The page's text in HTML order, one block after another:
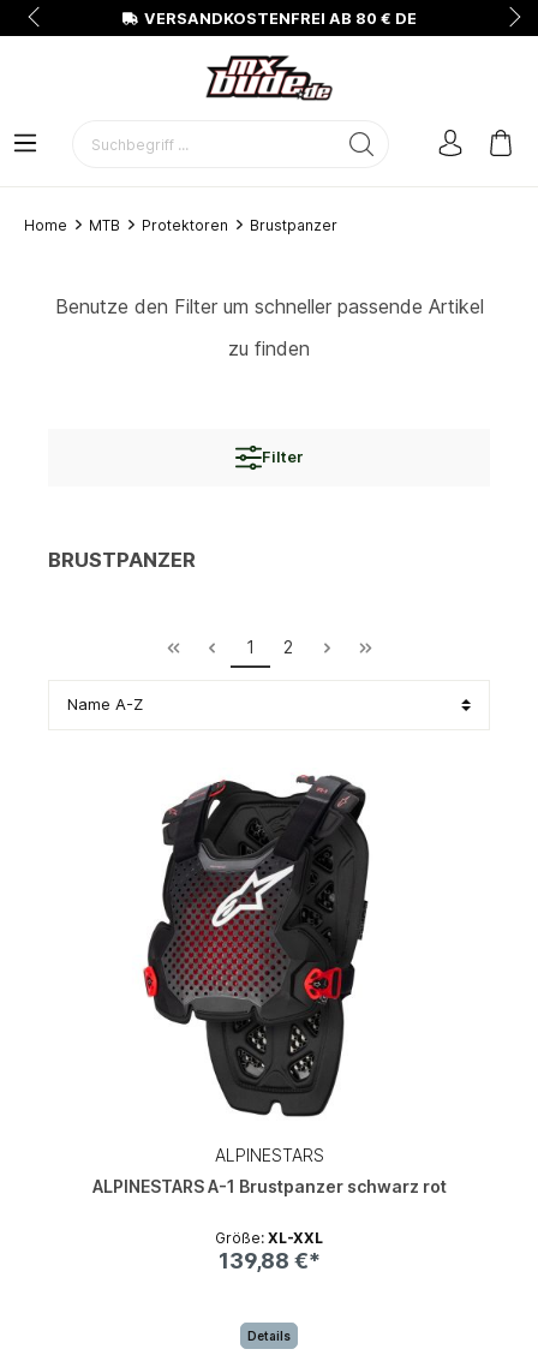
VERSANDKOSTENFREI AB 80 € DE
Home MTB Protektoren Brustpanzer
Benutze den Filter um schneller passende Artikel
zu finden
Filter
BRUSTPANZER
1 2
ALPINESTARS
ALPINESTARS A-1 Brustpanzer schwarz rot
Größe: XL-XXL
139,88 €*
Details